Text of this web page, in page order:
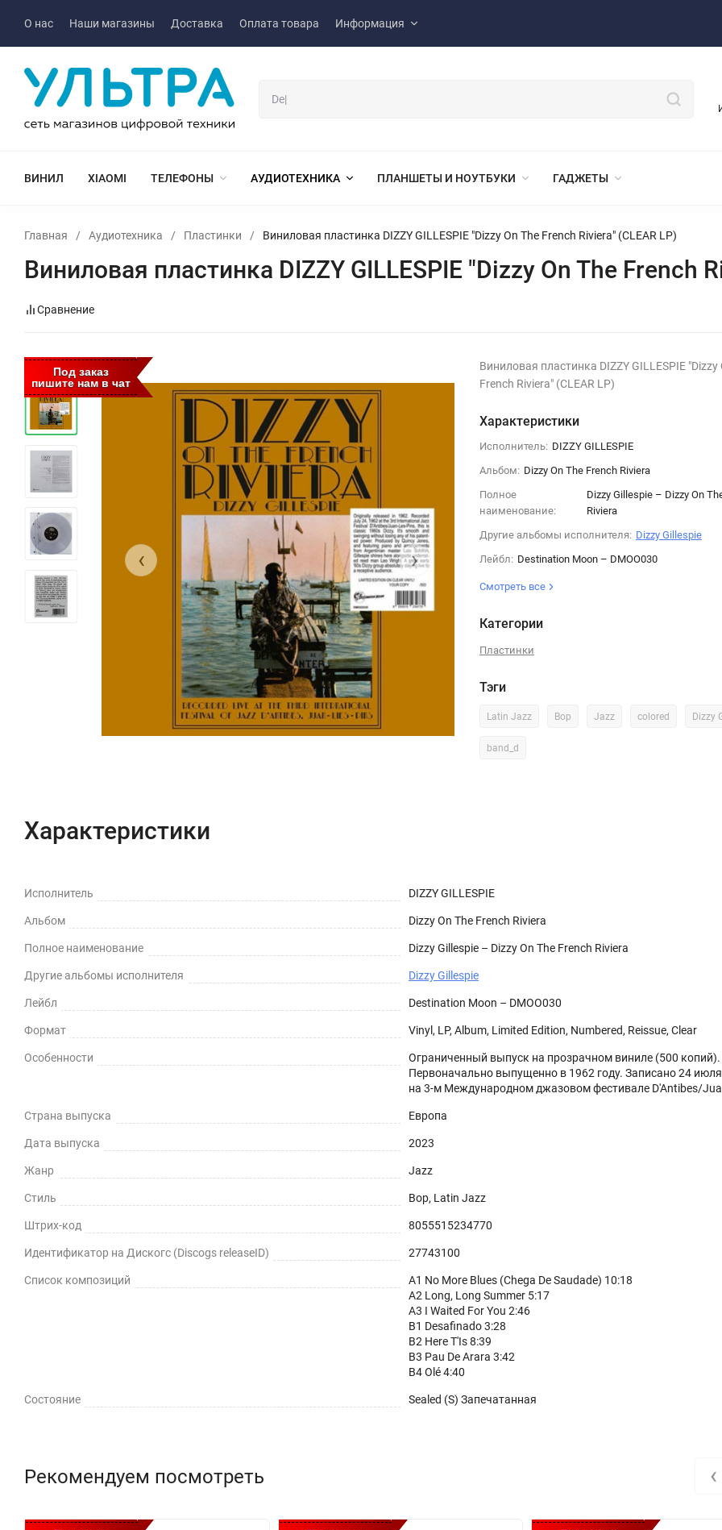
О нас Наши магазины Доставка Оплата товара Информация
ВИНИЛ XIAOMI ТЕЛЕФОНЫ АУДИОТЕХНИКА ПЛАНШЕТЫ И НОУТБУКИ ГАДЖЕТЫ
Главная / Аудиотехника / Пластинки / Виниловая пластинка DIZZY GILLESPIE "Dizzy On The French Riviera" (CLEAR LP)
Виниловая пластинка DIZZY GILLESPIE "Dizzy On The French
Сравнение
‹ ›
Под заказ
пишите нам в чат
Виниловая пластинка DIZZY GILLESPIE "Dizzy
French Riviera" (CLEAR LP)
Характеристики
Исполнитель: DIZZY GILLESPIE
Альбом: Dizzy On The French Riviera
Полное
наименование:
Dizzy Gillespie – Dizzy On
Riviera
Другие альбомы исполнителя: Dizzy Gillespie
Лейбл: Destination Moon – DMOO030
Смотреть все
Категории
Пластинки
Тэги
Latin Jazz Bop Jazz colored Dizzy
band_d
Характеристики
Исполнитель DIZZY GILLESPIE
Альбом Dizzy On The French Riviera
Полное наименование Dizzy Gillespie – Dizzy On The French Riviera
Другие альбомы исполнителя Dizzy Gillespie
Лейбл Destination Moon – DMOO030
Формат Vinyl, LP, Album, Limited Edition, Numbered, Reissue, Clear
Особенности
Ограниченный выпуск на прозрачном виниле (500 копий).
Первоначально выпущенно в 1962 году. Записано 24
на 3-м Международном джазовом фестивале D'Antibes/
Страна выпуска Европа
Дата выпуска 2023
Жанр Jazz
Стиль Bop, Latin Jazz
Штрих-код 8055515234770
Идентификатор на Дискогс (Discogs releaseID) 27743100
Список композиций
A1 No More Blues (Chega De Saudade) 10:18
A2 Long, Long Summer 5:17
A3 I Waited For You 2:46
B1 Desafinado 3:28
B2 Here T'Is 8:39
B3 Pau De Arara 3:42
B4 Olé 4:40
Состояние Sealed (S) Запечатанная
Рекомендуем посмотреть ‹